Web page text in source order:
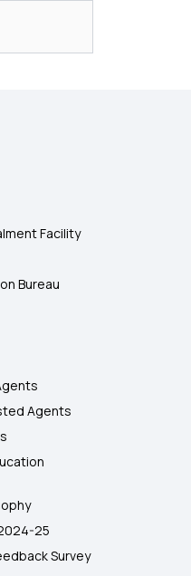
Facility
Bureau
Agents
25
Survey